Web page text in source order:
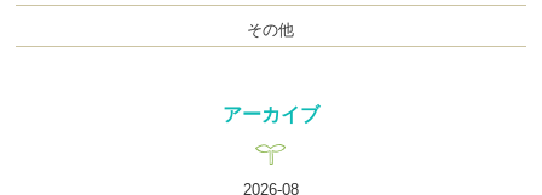
その他
アーカイブ
2026-08